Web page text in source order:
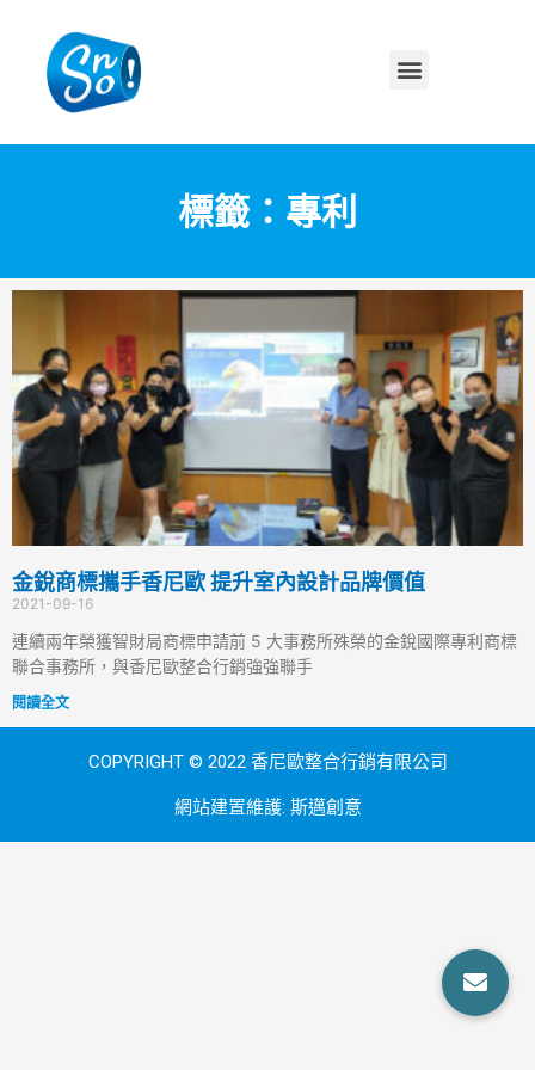
標籤：專利
金銳商標攜手香尼歐 提升室內設計品牌價值
2021-09-16
連續兩年榮獲智財局商標申請前 5 大事務所殊榮的金銳國際專利商標
聯合事務所，與香尼歐整合行銷強強聯手
閱讀全文
COPYRIGHT © 2022 香尼歐整合行銷有限公司
網站建置維護: 斯邁創意